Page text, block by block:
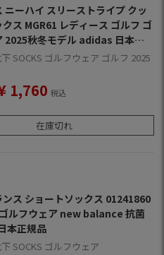
ニーハイ スリーストライプ クッ
ス MGR61 レディース ゴルフ ゴ
2025秋冬モデル adidas 日本正
SOCKS ゴルフウェア ゴルフ 2025
1,760 税込
在庫切れ
ス ショートソックス 01241860
ルフウェア new balance 抗菌
本正規品
SOCKS ゴルフウェア